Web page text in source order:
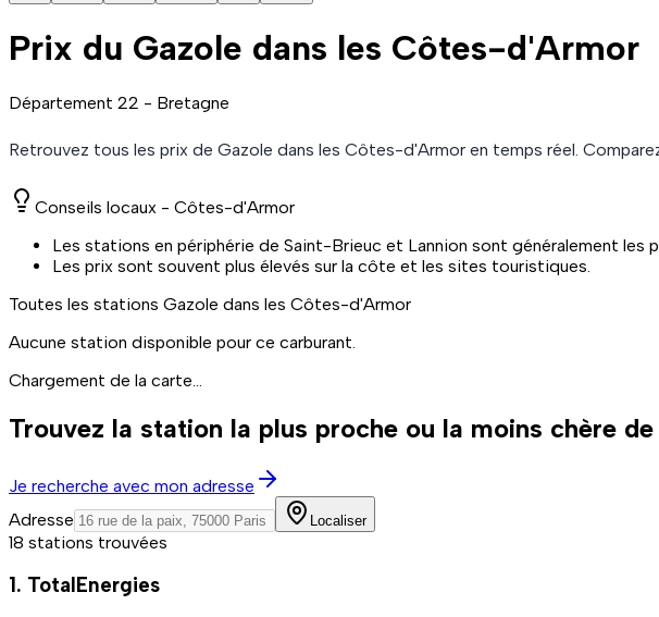
Prix du Gazole dans les Côtes-d'Armor
Département 22 - Bretagne
Retrouvez tous les prix de Gazole dans les Côtes-d'Armor en temps réel.
Conseils locaux - Côtes-d'Armor
Les stations en périphérie de Saint-Brieuc et Lannion sont généralement les
Les prix sont souvent plus élevés sur la côte et les sites touristiques.
Toutes les stations Gazole dans les Côtes-d'Armor
Aucune station disponible pour ce carburant.
Chargement de la carte...
Trouvez la station la plus proche ou la moins chère
Je recherche avec mon adresse
Adresse
Localiser
18 stations trouvées
1. TotalEnergies